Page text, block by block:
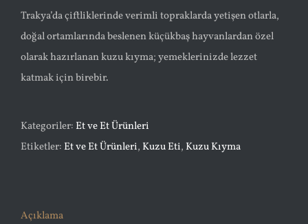
Trakya’da çiftliklerinde verimli topraklarda yetişen otlarla,
doğal ortamlarında beslenen küçükbaş hayvanlardan özel
olarak hazırlanan kuzu kıyma; yemeklerinizde lezzet
katmak için birebir.
Kategoriler: Et ve Et Ürünleri
Etiketler: Et ve Et Ürünleri, Kuzu Eti, Kuzu Kıyma
Açıklama